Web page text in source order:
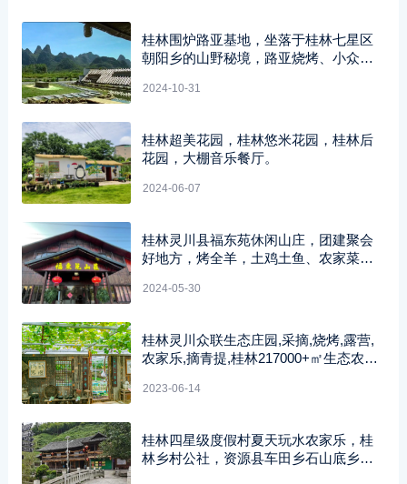
桂林围炉路亚基地，坐落于桂林七星区
朝阳乡的山野秘境，路亚烧烤、小众露
2024-10-31
桂林超美花园，桂林悠米花园，桂林后
花园，大棚音乐餐厅。
2024-06-07
桂林灵川县福东苑休闲山庄，团建聚会
好地方，烤全羊，土鸡土鱼、农家菜、
2024-05-30
桂林灵川众联生态庄园,采摘,烧烤,露营,
农家乐,摘青提,桂林217000+㎡生态农
2023-06-14
桂林四星级度假村夏天玩水农家乐，桂
林乡村公社，资源县车田乡石山底乡村